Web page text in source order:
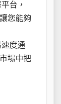
台，
您能夠
度通
場中把